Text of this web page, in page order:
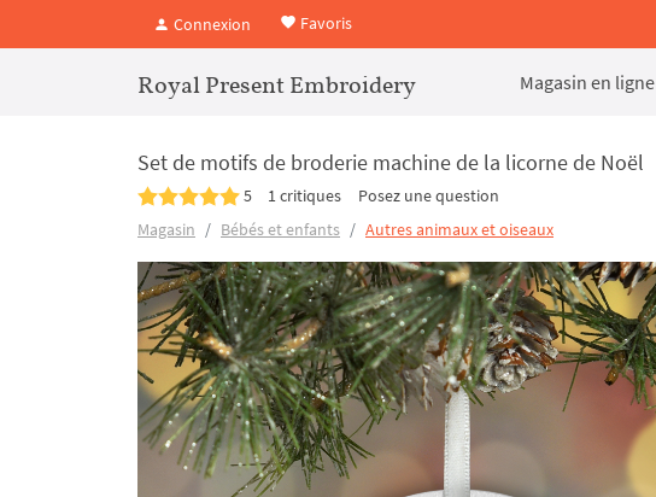
Connexion Favoris
Royal Present Embroidery Magasin en ligne
Set de motifs de broderie machine de la licorne de Noël
5 1 critiques
Posez une question
Magasin
Bébés et enfants Autres animaux et oiseaux